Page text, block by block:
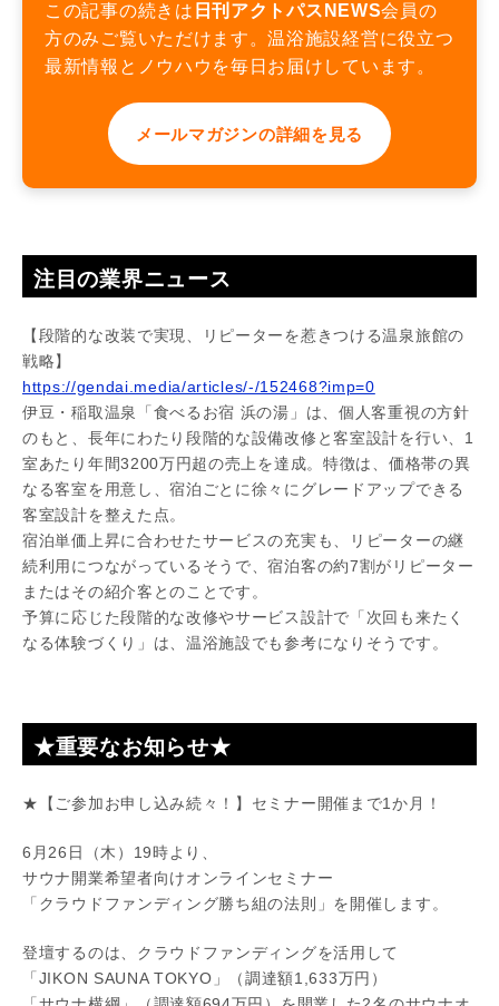
この記事の続きは 日刊アクトパスNEWS会員の
方のみご覧いただけます。温浴施設経営に役立つ
最新情報とノウハウを毎日お届けしています。
メールマガジンの詳細を見る
注目の業界ニュース
【段階的な改装で実現、リピーターを惹きつける温泉旅館の
戦略】
https://gendai.media/articles/-/152468?imp=0
伊豆・稲取温泉「食べるお宿 浜の湯」は、個人客重視の方針
のもと、長年にわたり段階的な設備改修と客室設計を行い、1
室あたり年間3200万円超の売上を達成。特徴は、価格帯の異
なる客室を用意し、宿泊ごとに徐々にグレードアップできる
客室設計を整えた点。
宿泊単価上昇に合わせたサービスの充実も、リピーターの継
続利用につながっているそうで、宿泊客の約7割がリピーター
またはその紹介客とのことです。
予算に応じた段階的な改修やサービス設計で「次回も来たく
なる体験づくり」は、温浴施設でも参考になりそうです。
★重要なお知らせ★
★【ご参加お申し込み続々！】セミナー開催まで1か月！
6月26日（木）19時より、
サウナ開業希望者向けオンラインセミナー
「クラウドファンディング勝ち組の法則」を開催します。
登壇するのは、クラウドファンディングを活用して
「JIKON SAUNA TOKYO」（調達額1,633万円）